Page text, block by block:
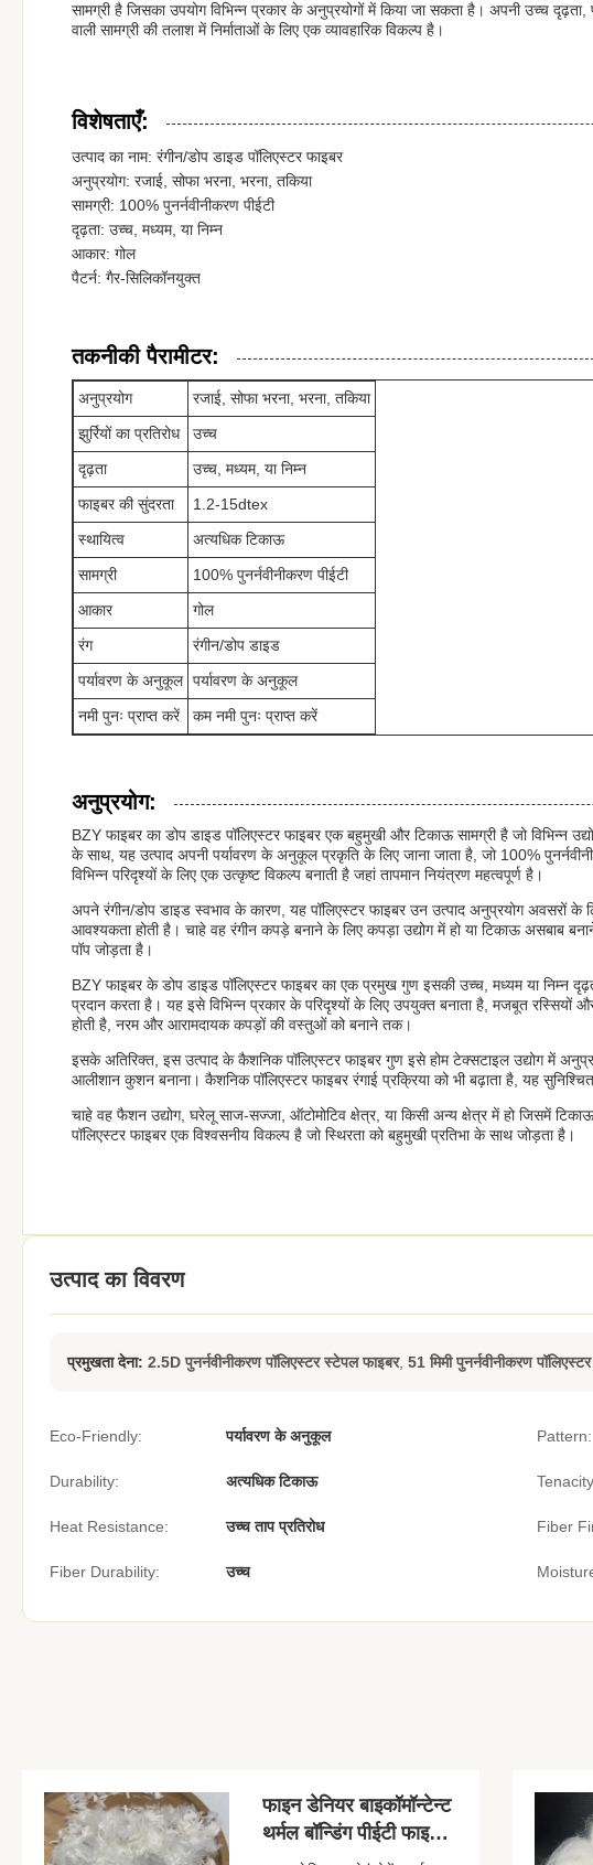
सामग्री है जिसका उपयोग विभिन्न प्रकार के अनुप्रयोगों में किया जा सकता है। अपनी उच्च
वाली सामग्री की तलाश में निर्माताओं के लिए एक व्यावहारिक विकल्प है।
विशेषताएँ:
उत्पाद का नाम: रंगीन/डोप डाइड पॉलिएस्टर फाइबर
अनुप्रयोग: रजाई, सोफा भरना, भरना, तकिया
सामग्री: 100% पुनर्नवीनीकरण पीईटी
दृढ़ता: उच्च, मध्यम, या निम्न
आकार: गोल
पैटर्न: गैर-सिलिकॉनयुक्त
तकनीकी पैरामीटर:
अनुप्रयोग
रजाई, सोफा भरना, भरना, तकिया
झुर्रियों का प्रतिरोध
उच्च
दृढ़ता
उच्च, मध्यम, या निम्न
फाइबर की सुंदरता
1.2-15dtex
स्थायित्व
अत्यधिक टिकाऊ
सामग्री
100% पुनर्नवीनीकरण पीईटी
आकार
गोल
रंग
रंगीन/डोप डाइड
पर्यावरण के अनुकूल पर्यावरण के अनुकूल
नमी पुनः प्राप्त करें
कम नमी पुनः प्राप्त करें
अनुप्रयोग:
BZY फाइबर का डोप डाइड पॉलिएस्टर फाइबर एक बहुमुखी और टिकाऊ सामग्री है जो विभिन्न
के साथ, यह उत्पाद अपनी पर्यावरण के अनुकूल प्रकृति के लिए जाना जाता है, जो 100%
विभिन्न परिदृश्यों के लिए एक उत्कृष्ट विकल्प बनाती है जहां तापमान नियंत्रण महत्वपूर्ण है।
अपने रंगीन/डोप डाइड स्वभाव के कारण, यह पॉलिएस्टर फाइबर उन उत्पाद अनुप्रयोग अवसरों
आवश्यकता होती है। चाहे वह रंगीन कपड़े बनाने के लिए कपड़ा उद्योग में हो या टिकाऊ असबाब
पॉप जोड़ता है।
BZY फाइबर के डोप डाइड पॉलिएस्टर फाइबर का एक प्रमुख गुण इसकी उच्च, मध्यम या निम्न
प्रदान करता है। यह इसे विभिन्न प्रकार के परिदृश्यों के लिए उपयुक्त बनाता है, मजबूत
होती है, नरम और आरामदायक कपड़ों की वस्तुओं को बनाने तक।
इसके अतिरिक्त, इस उत्पाद के कैशनिक पॉलिएस्टर फाइबर गुण इसे होम टेक्सटाइल उद्योग में
आलीशान कुशन बनाना। कैशनिक पॉलिएस्टर फाइबर रंगाई प्रक्रिया को भी बढ़ाता है, यह
चाहे वह फैशन उद्योग, घरेलू साज-सज्जा, ऑटोमोटिव क्षेत्र, या किसी अन्य क्षेत्र में हो जिसमें
पॉलिएस्टर फाइबर एक विश्वसनीय विकल्प है जो स्थिरता को बहुमुखी प्रतिभा के साथ जोड़ता है।
उत्पाद का विवरण
प्रमुखता देना: 2.5D पुनर्नवीनीकरण पॉलिएस्टर स्टेपल फाइबर, 51 मिमी पुनर्नवीनीकरण
Eco-Friendly: पर्यावरण के अनुकूल Pattern:
Durability: अत्यधिक टिकाऊ
Heat Resistance: उच्च ताप प्रतिरोध Fiber
Fiber Durability: उच्च
फाइन डेनियर बाइकॉमॉन्टेन्ट
थर्मल बॉन्डिंग पीईटी फाइबर
6 एमएम, पर्यावरण के